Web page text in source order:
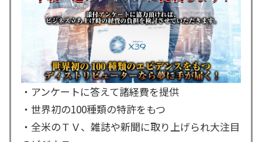
・アンケートに答えて諸経費を提供
・世界初の100種類の特許をもつ
・全米のＴＶ、雑誌や新聞に取り上げられ大注目